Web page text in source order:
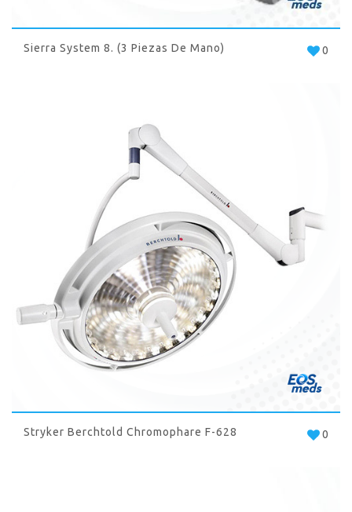
0
Sierra System 8. (3 Piezas De Mano)
0
Stryker Berchtold Chromophare F-628